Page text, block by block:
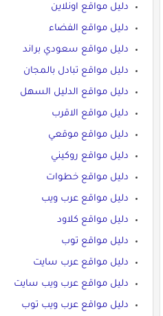
دليل مواقع اونلاين
دليل مواقع الفضاء
دليل مواقع سعودي براند
دليل مواقع تبادل بالمجان
دليل مواقع الدليل السهل
دليل مواقع الاقرب
دليل مواقع موقعي
دليل مواقع روكيني
دليل مواقع خطوات
دليل مواقع عرب ويب
دليل مواقع كلاود
دليل مواقع توب
دليل مواقع عرب سايت
دليل مواقع عرب ويب سايت
دليل مواقع عرب ويب توب